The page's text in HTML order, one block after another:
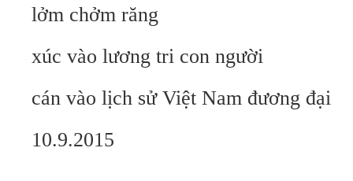
lởm chởm răng
xúc vào lương tri con người
cán vào lịch sử Việt Nam đương đại
10.9.2015